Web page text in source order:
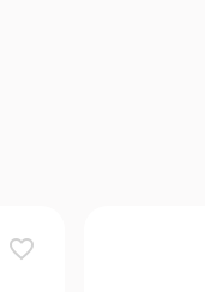
favorite_border